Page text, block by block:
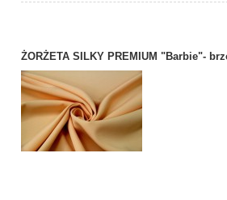
ŻORŻETA SILKY PREMIUM "Barbie"-